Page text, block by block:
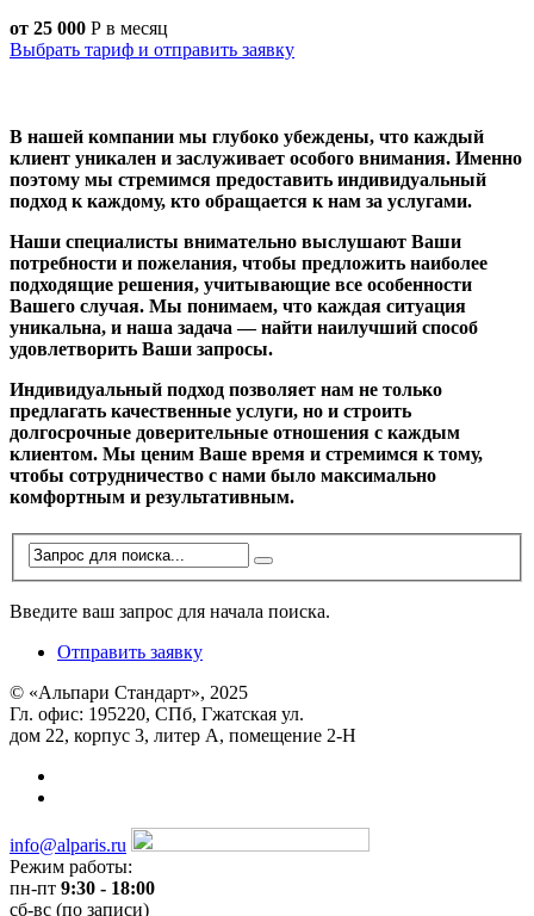
от 25 000 Р в месяц
Выбрать тариф и отправить заявку
В нашей компании мы глубоко убеждены, что каждый
клиент уникален и заслуживает особого внимания. Именно
поэтому мы стремимся предоставить индивидуальный
подход к каждому, кто обращается к нам за услугами.
Наши специалисты внимательно выслушают Ваши
потребности и пожелания, чтобы предложить наиболее
подходящие решения, учитывающие все особенности
Вашего случая. Мы понимаем, что каждая ситуация
уникальна, и наша задача — найти наилучший способ
удовлетворить Ваши запросы.
Индивидуальный подход позволяет нам не только
предлагать качественные услуги, но и строить
долгосрочные доверительные отношения с каждым
клиентом. Мы ценим Ваше время и стремимся к тому,
чтобы сотрудничество с нами было максимально
комфортным и результативным.
Введите ваш запрос для начала поиска.
Отправить заявку
© «Альпари Стандарт», 2025
Гл. офис: 195220, СПб, Гжатская ул.
дом 22, корпус 3, литер А, помещение 2-Н
info@alparis.ru
Режим работы:
пн-пт 9:30 - 18:00
сб-вс (по записи)